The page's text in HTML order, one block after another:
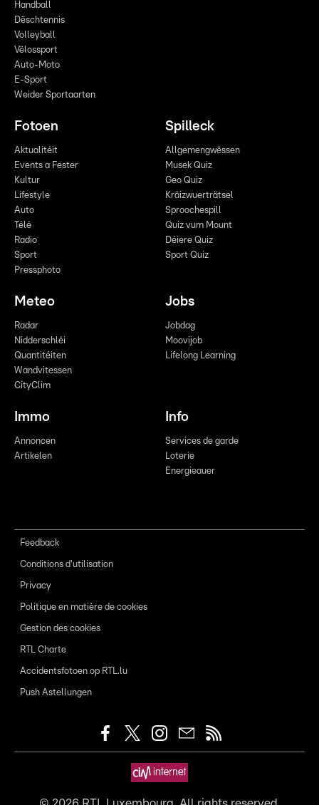
Handball
Dëschtennis
Volleyball
Vëlossport
Auto-Moto
E-Sport
Weider Sportaarten
Fotoen
Aktualitéit
Events a Fester
Kultur
Lifestyle
Auto
Télé
Radio
Sport
Pressphoto
Spilleck
Allgemengwëssen
Musek Quiz
Geo Quiz
Kräizwuerträtsel
Sproochespill
Quiz vum Mount
Déiere Quiz
Sport Quiz
Meteo
Radar
Nidderschléi
Quantitéiten
Wandvitessen
CityClim
Jobs
Jobdag
Moovijob
Lifelong Learning
Immo
Annoncen
Artikelen
Info
Services de garde
Loterie
Energieauer
Feedback
Conditions d'utilisation
Privacy
Politique en matière de cookies
Gestion des cookies
RTL Charte
Accidentsfotoen op RTL.lu
Push Astellungen